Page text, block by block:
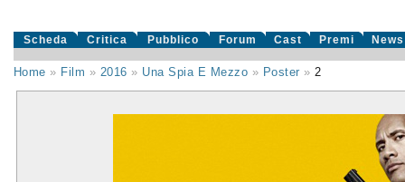
Scheda Critica Pubblico Forum Cast Premi News
Home » Film » 2016 » Una Spia E Mezzo » Poster »2